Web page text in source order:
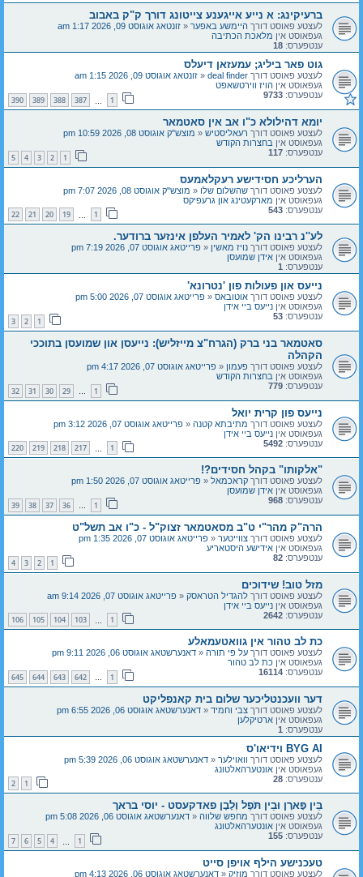
ברעיקינג: א נייע אייגענע צייטונג דורך ק"ק באבוב
לעצטע פאוסט דורך היימשע באפער « זונטאג אוגוסט 09, 2026 1:17 am
געפאוסט אין מלאכת הכתיבה
ענטפערס: 18
גוט פאר ביליג; עמעזאן דיעלס
לעצטע פאוסט דורך deal finder
« זונטאג אוגוסט 09, 2026 1:15 am
געפאוסט אין הויז ווירטשאפט
ענטפערס: 9733
1
387
388
389
390
יומא דהילולא כ"ו אב אין סאטמאר
לעצטע פאוסט דורך רעאליסטיש « מוצש"ק אוגוסט 08, 2026 10:59 pm
געפאוסט אין בחצרות הקודש
ענטפערס: 117
1
2
3
4
5
הערליכע חסידישע רעקלאמעס
לעצטע פאוסט דורך שהשלום שלו « מוצש"ק אוגוסט 08, 2026 7:07 pm
געפאוסט אין מארקעטינג און גרעפיקס
ענטפערס: 543
1
19
20
21
22
לע''נ רבינו הק' לאמיר העלפן אינזער ברודער.
לעצטע פאוסט דורך נויז מאשין « פרייטאג אוגוסט 07, 2026 7:19 pm
געפאוסט אין אידן שמועסן
ענטפערס: 1
נייעס און פעולות פון 'נטרונא'
לעצטע פאוסט דורך אוטובאס « פרייטאג אוגוסט 07, 2026 5:00 pm
געפאוסט אין נייעס ביי אידן
ענטפערס: 53
1
2
3
סאטמאר בני ברק (הגרח"צ מייזליש): נייעסן און שמועסן בתוככי
הקהלה
לעצטע פאוסט דורך פעמון « פרייטאג אוגוסט 07, 2026 4:17 pm
געפאוסט אין בחצרות הקודש
ענטפערס: 779
1
…
29
30
31
32
נייעס פון קרית יואל
לעצטע פאוסט דורך מתיבתא קטנה « פרייטאג אוגוסט 07, 2026 3:12 pm
געפאוסט אין נייעס ביי אידן
ענטפערס: 5492
1
217
218
219
220
"אלקותו" בקהל חסידים?!
לעצטע פאוסט דורך קראכמאל « פרייטאג אוגוסט 07, 2026 1:50 pm
געפאוסט אין אידן שמועסן
ענטפערס: 968
1
…
36
37
38
39
הרה"ק מהר"י ט"ב מסאטמאר זצוק"ל - כ"ו אב תשל"ט
לעצטע פאוסט דורך צווייטער « פרייטאג אוגוסט 07, 2026 1:35 pm
געפאוסט אין אידישע היסטאריע
ענטפערס: 82
1
2
3
4
מזל טוב! שידוכים
לעצטע פאוסט דורך להגדיל הטראסק « פרייטאג אוגוסט 07, 2026 9:14 am
געפאוסט אין נייעס ביי אידן
ענטפערס: 2642
1
103
104
105
106
כת לב טהור אין גוואטעמאלע
לעצטע פאוסט דורך על פי תורה « דאנערשטאג אוגוסט 06, 2026 9:11 pm
געפאוסט אין כת לב טהור
ענטפערס: 16114
1
…
642
643
644
645
דער וועכנטליכער שלום בית קאנפליקט
לעצטע פאוסט דורך צבי וחמיד « דאנערשטאג אוגוסט 06, 2026 6:55 pm
געפאוסט אין ארטיקלען
ענטפערס: 1
BYG AI וידיאו'ס
לעצטע פאוסט דורך וואוילער « דאנערשטאג אוגוסט 06, 2026 5:39 pm
געפאוסט אין אונטערהאלטונג
ענטפערס: 28
1
2
בֵּין פָּארָן וּבֵין תֹּפֶל וְלָבָן פאדקעסט - יוסי בראך
לעצטע פאוסט דורך מחפש שלווה « דאנערשטאג אוגוסט 06, 2026 5:08 pm
געפאוסט אין אונטערהאלטונג
ענטפערס: 155
1
4
5
6
7
טעכנישע הילף אויפן סייט
לעצטע פאוסט דורך מוזיק « דאנערשטאג אוגוסט 06, 2026 4:13 pm